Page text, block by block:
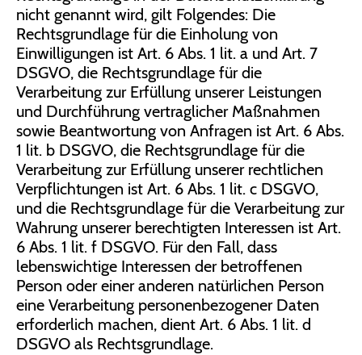
nicht genannt wird, gilt Folgendes: Die
Rechtsgrundlage für die Einholung von
Einwilligungen ist Art. 6 Abs. 1 lit. a und Art. 7
DSGVO, die Rechtsgrundlage für die
Verarbeitung zur Erfüllung unserer Leistungen
und Durchführung vertraglicher Maßnahmen
sowie Beantwortung von Anfragen ist Art. 6 Abs.
1 lit. b DSGVO, die Rechtsgrundlage für die
Verarbeitung zur Erfüllung unserer rechtlichen
Verpflichtungen ist Art. 6 Abs. 1 lit. c DSGVO,
und die Rechtsgrundlage für die Verarbeitung zur
Wahrung unserer berechtigten Interessen ist Art.
6 Abs. 1 lit. f DSGVO. Für den Fall, dass
lebenswichtige Interessen der betroffenen
Person oder einer anderen natürlichen Person
eine Verarbeitung personenbezogener Daten
erforderlich machen, dient Art. 6 Abs. 1 lit. d
DSGVO als Rechtsgrundlage.